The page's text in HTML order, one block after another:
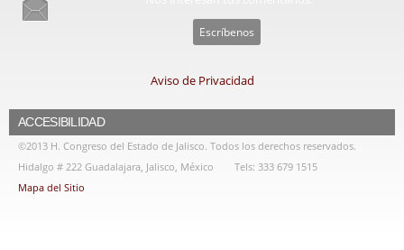
Escríbenos
Aviso de Privacidad
ACCESIBILIDAD
©2013 H. Congreso del Estado de Jalisco. Todos los derechos reservados.
Hidalgo # 222 Guadalajara, Jalisco, México
Tels: 333 679 1515
Mapa del Sitio